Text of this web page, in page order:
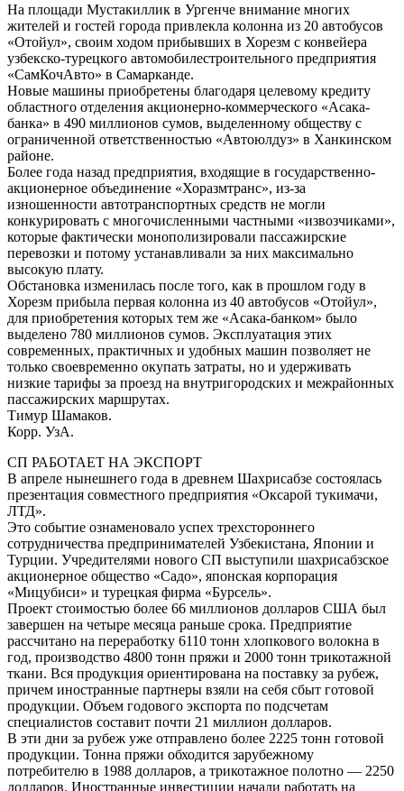
На площади Мустакиллик в Ургенче внимание многих
жителей и гостей города привлекла колонна из 20 автобусов
«Отойул», своим ходом прибывших в Хорезм с конвейера
узбекско-турецкого автомобилестроительного предприятия
«СамКочАвто» в Самарканде.
Новые машины приобретены благодаря целевому кредиту
областного отделения акционерно-коммерческого «Асака-
банка» в 490 миллионов сумов, выделенному обществу с
ограниченной ответственностью «Автоюлдуз» в Ханкинском
районе.
Более года назад предприятия, входящие в государственно-
акционерное объединение «Хоразмтранс», из-за
изношенности автотранспортных средств не могли
конкурировать с многочисленными частными «извозчиками»,
которые фактически монополизировали пассажирские
перевозки и потому устанавливали за них максимально
высокую плату.
Обстановка изменилась после того, как в прошлом году в
Хорезм прибыла первая колонна из 40 автобусов «Отойул»,
для приобретения которых тем же «Асака-банком» было
выделено 780 миллионов сумов. Эксплуатация этих
современных, практичных и удобных машин позволяет не
только своевременно окупать затраты, но и удерживать
низкие тарифы за проезд на внутригородских и межрайонных
пассажирских маршрутах.
Тимур Шамаков.
Корр. УзА.
СП РАБОТАЕТ НА ЭКСПОРТ
В апреле нынешнего года в древнем Шахрисабзе состоялась
презентация совместного предприятия «Оксарой тукимачи,
ЛТД».
Это событие ознаменовало успех трехстороннего
сотрудничества предпринимателей Узбекистана, Японии и
Турции. Учредителями нового СП выступили шахрисабзское
акционерное общество «Садо», японская корпорация
«Мицубиси» и турецкая фирма «Бурсель».
Проект стоимостью более 66 миллионов долларов США был
завершен на четыре месяца раньше срока. Предприятие
рассчитано на переработку 6110 тонн хлопкового волокна в
год, производство 4800 тонн пряжи и 2000 тонн трикотажной
ткани. Вся продукция ориентирована на поставку за рубеж,
причем иностранные партнеры взяли на себя сбыт готовой
продукции. Объем годового экспорта по подсчетам
специалистов составит почти 21 миллион долларов.
В эти дни за рубеж уже отправлено более 2225 тонн готовой
продукции. Тонна пряжи обходится зарубежному
потребителю в 1988 долларов, а трикотажное полотно — 2250
долларов. Иностранные инвестиции начали работать на